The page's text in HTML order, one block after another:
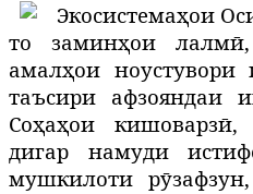
Экосистемаҳои
то заминҳои
амалҳои
таъсири афзояндаи
Соҳаҳои
дигар намуди
мушкилоти